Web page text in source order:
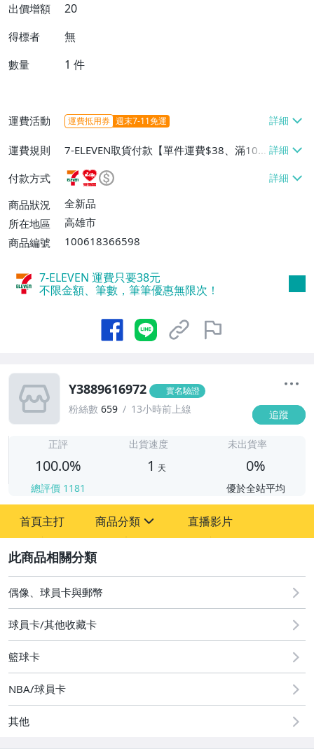
出價增額 20
得標者 無
數量 1 件
運費活動 運費抵用券 週末7-11免運
運費規則
7-ELEVEN取貨付款【單件運費$38、滿100
件或消費滿$1000000免運費】、7-ELEVEN
取貨不付款【單件運費$38】、萊爾富取貨
付款【單件運費$60、滿50件或消費滿$30
0000免運費】、郵局掛號【單件運費$50、
付款方式
商品狀況
全新品
所在地區
高雄市
商品編號
100618366598
7-ELEVEN 運費只要38元
不限金額、筆數，筆筆優惠無限次！
Y3889616972 實名驗證
粉絲數 659 13小時前上線 追蹤
正評
100.0%
總評價 1181
出貨速度
1 天
未出貨率
0%
優於全站平均
首頁主打 商品分類
偶像、球員卡與郵幣
直播影片
偶像、球員卡與郵幣
球員卡/其他收藏卡
籃球卡
NBA/球員卡
其他